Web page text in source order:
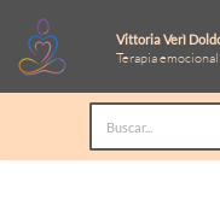
Saltar
al
Vittoria Verì
Terapia